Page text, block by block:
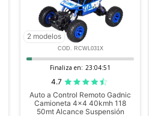
2 modelos
COD. RCWL031X
Finaliza en: 23:04:51
4.7
Auto a Control Remoto Gadnic
Camioneta 4x4 40kmh 118
50mt Alcance Suspensión